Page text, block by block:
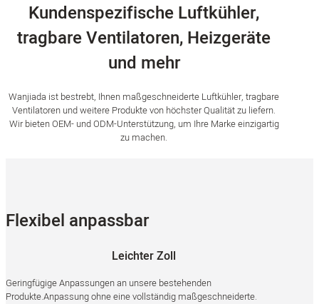
Kundenspezifische Luftkühler,
tragbare Ventilatoren, Heizgeräte
und mehr
Wanjiada ist bestrebt, Ihnen maßgeschneiderte Luftkühler, tragbare
Ventilatoren und weitere Produkte von höchster Qualität zu liefern.
Wir bieten OEM- und ODM-Unterstützung, um Ihre Marke einzigartig
zu machen.
Flexibel anpassbar
Leichter Zoll
Geringfügige Anpassungen an unsere bestehenden
Produkte.Anpassung ohne eine vollständig maßgeschneiderte.